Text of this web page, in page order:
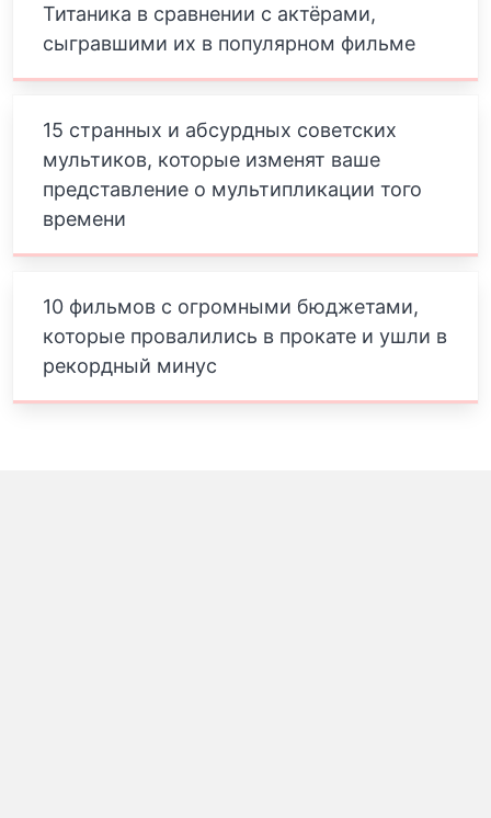
Титаника в сравнении с актёрами,
сыгравшими их в популярном фильме
15 странных и абсурдных советских
мультиков, которые изменят ваше
представление о мультипликации того
времени
10 фильмов с огромными бюджетами,
которые провалились в прокате и ушли в
рекордный минус